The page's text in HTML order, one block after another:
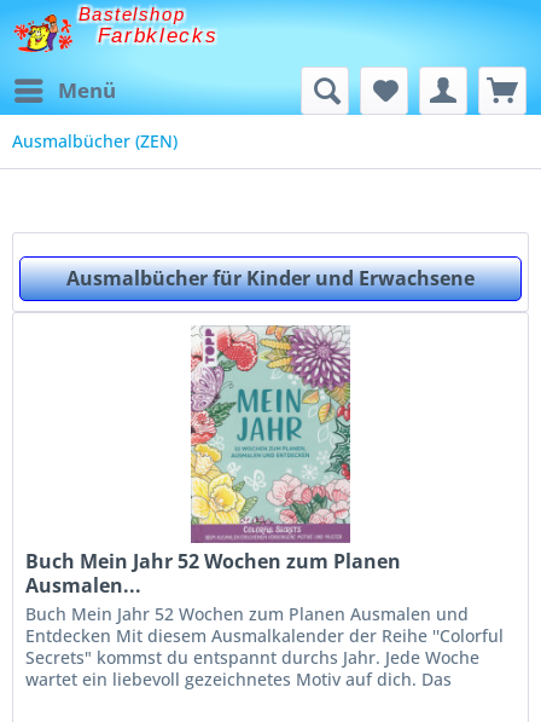
Bastelshop
Farbklecks
Menü
Ausmalbücher (ZEN)
Ausmalbücher für Kinder und Erwachsene
Buch Mein Jahr 52 Wochen zum Planen
Ausmalen...
Buch Mein Jahr 52 Wochen zum Planen Ausmalen und
Entdecken Mit diesem Ausmalkalender der Reihe ''Colorful
Secrets" kommst du entspannt durchs Jahr. Jede Woche
wartet ein liebevoll gezeichnetes Motiv auf dich. Das